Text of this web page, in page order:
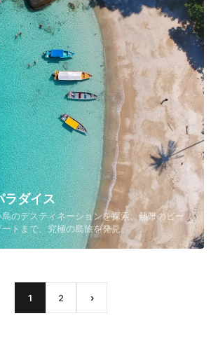
ラダイス
のデスティネーションを探索。熱帯のビー
トまで、究極の島旅を発見。
1 2 ›